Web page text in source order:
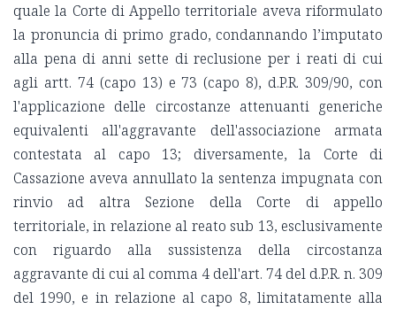
quale la Corte di Appello territoriale aveva riformulato
la pronuncia di primo grado, condannando l’imputato
alla pena di anni sette di reclusione per i reati di cui
agli artt. 74 (capo 13) e 73 (capo 8), d.P.R. 309/90, con
l'applicazione delle circostanze attenuanti generiche
equivalenti all'aggravante dell'associazione armata
contestata al capo 13; diversamente, la Corte di
Cassazione aveva annullato la sentenza impugnata con
rinvio ad altra Sezione della Corte di appello
territoriale, in relazione al reato sub 13, esclusivamente
con riguardo alla sussistenza della circostanza
aggravante di cui al comma 4 dell'art. 74 del d.P.R. n. 309
del 1990, e in relazione al capo 8, limitatamente alla